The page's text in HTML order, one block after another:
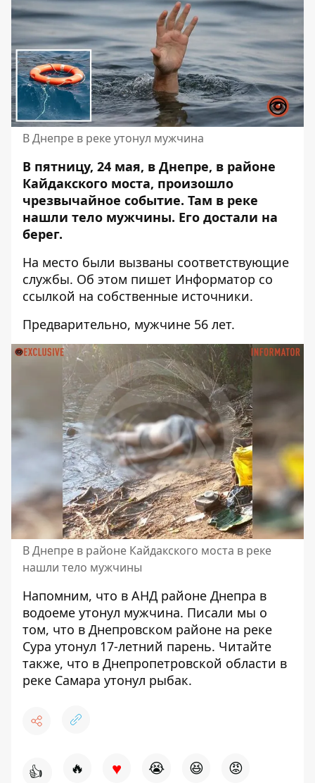
В Днепре в реке утонул мужчина
В пятницу, 24 мая, в Днепре, в районе
Кайдакского моста, произошло
чрезвычайное событие. Там в реке
нашли тело мужчины. Его достали на
берег.
На место были вызваны соответствующие
службы. Об этом пишет Информатор со
ссылкой на собственные источники.
Предварительно, мужчине 56 лет.
В Днепре в районе Кайдакского моста в реке
нашли тело мужчины
Напомним, что в АНД районе Днепра в
водоеме утонул мужчина. Писали мы о
том, что в Днепровском районе на реке
Сура утонул 17-летний парень. Читайте
также, что в Днепропетровской области в
реке Самара утонул рыбак.
👍 🔥 ♥ 😭 😆 😡